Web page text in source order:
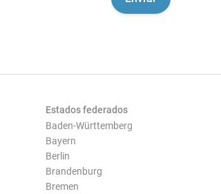
Estados federados
Baden-Württemberg
Bayern
Berlin
Brandenburg
Bremen